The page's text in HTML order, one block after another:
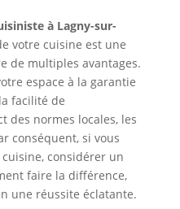
à Lagny-sur-
votre cuisine est une
de multiples avantages.
espace à la garantie
facilité de
des normes locales, les
conséquent, si vous
considérer un
faire la différence,
une réussite éclatante.